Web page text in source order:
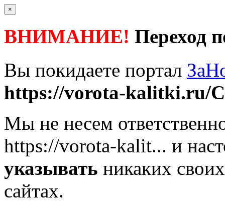
×
ВНИМАНИЕ! Переход
Вы покидаете портал
https://vorota-kalitki.ru/
Мы не несем
https://vorota-kalit... и
указывать никаких
сайтах.